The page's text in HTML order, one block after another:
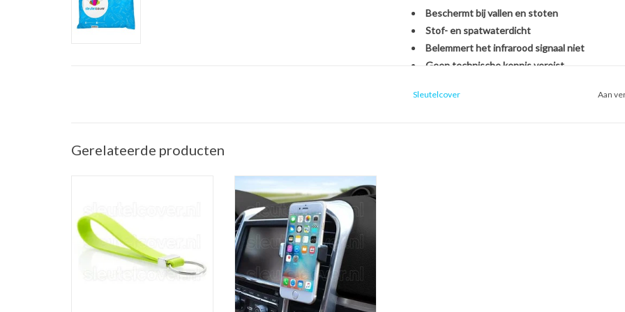
Beschermt bij vallen en stoten
Stof- en spatwaterdicht
Belemmert het infrarood signaal niet
Geen technische kennis vereist
Sleutelcover Aan
Gerelateerde producten
TOEVOEGEN AAN WINKELWAGEN
Telefoonhouder ventilatierooster
(Universele telefoon houder voor
in de auto)
TOEVOEGEN AAN WINKELWAGEN